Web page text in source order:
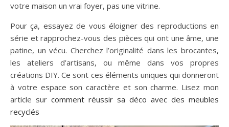
votre maison un vrai foyer, pas une vitrine.
Pour ça, essayez de vous éloigner des reproductions en
série et rapprochez-vous des pièces qui ont une âme, une
patine, un vécu. Cherchez l’originalité dans les brocantes,
les ateliers d’artisans, ou même dans vos propres
créations DIY. Ce sont ces éléments uniques qui donneront
à votre espace son caractère et son charme. Lisez mon
article sur comment réussir sa déco avec des meubles
recyclés